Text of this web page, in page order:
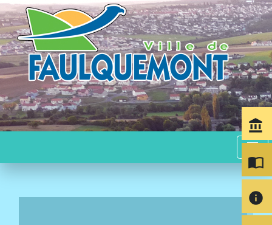
menu
account_balance
import_contacts
info